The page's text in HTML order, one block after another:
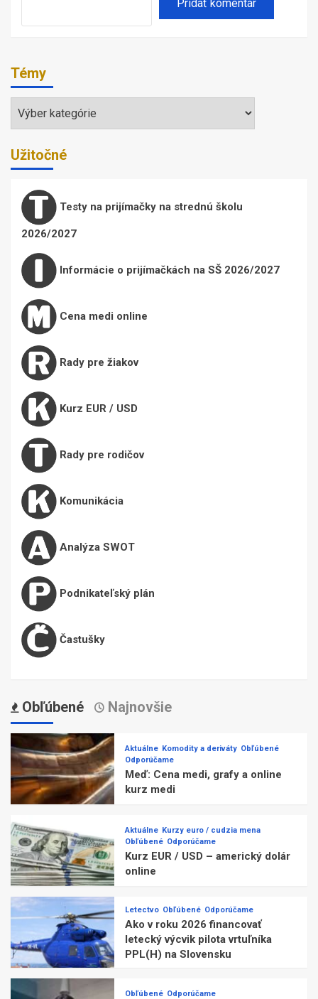
Témy
Témy
Užitočné
Testy na prijímačky na strednú školu
2026/2027
Informácie o prijímačkách na SŠ 2026/2027
Cena medi online
Rady pre žiakov
Kurz EUR / USD
Rady pre rodičov
Komunikácia
Analýza SWOT
Podnikateľský plán
Častušky
Obľúbené Najnovšie
Aktuálne Komodity a deriváty Obľúbené
Odporúčame
Meď: Cena medi, grafy a online
kurz medi
Aktuálne Kurzy euro / cudzia mena
Obľúbené Odporúčame
Kurz EUR / USD – americký dolár
online
Letectvo Obľúbené Odporúčame
Ako v roku 2026 financovať
letecký výcvik pilota vrtuľníka
PPL(H) na Slovensku
Obľúbené Odporúčame